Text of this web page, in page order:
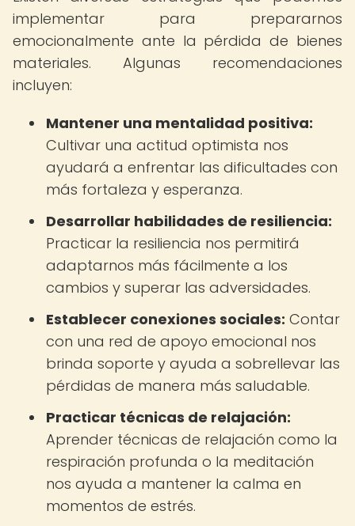
implementar para prepararnos
emocionalmente ante la pérdida de bienes
materiales. Algunas recomendaciones
incluyen:
Mantener una mentalidad positiva:
Cultivar una actitud optimista nos
ayudará a enfrentar las dificultades con
más fortaleza y esperanza.
Desarrollar habilidades de resiliencia:
Practicar la resiliencia nos permitirá
adaptarnos más fácilmente a los
cambios y superar las adversidades.
Establecer conexiones sociales: Contar
con una red de apoyo emocional nos
brinda soporte y ayuda a sobrellevar las
pérdidas de manera más saludable.
Practicar técnicas de relajación:
Aprender técnicas de relajación como la
respiración profunda o la meditación
nos ayuda a mantener la calma en
momentos de estrés.